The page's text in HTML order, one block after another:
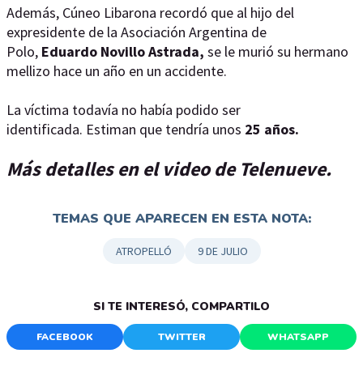
Además, Cúneo Libarona recordó que al hijo del
expresidente de la Asociación Argentina de
Polo, Eduardo Novillo Astrada, se le murió su hermano
mellizo hace un año en un accidente.
La víctima todavía no había podido ser
identificada. Estiman que tendría unos 25 años.
Más detalles en el video de Telenueve.
TEMAS QUE APARECEN EN ESTA NOTA:
ATROPELLÓ 9 DE JULIO
SI TE INTERESÓ, COMPARTILO
FACEBOOK TWITTER WHATSAPP